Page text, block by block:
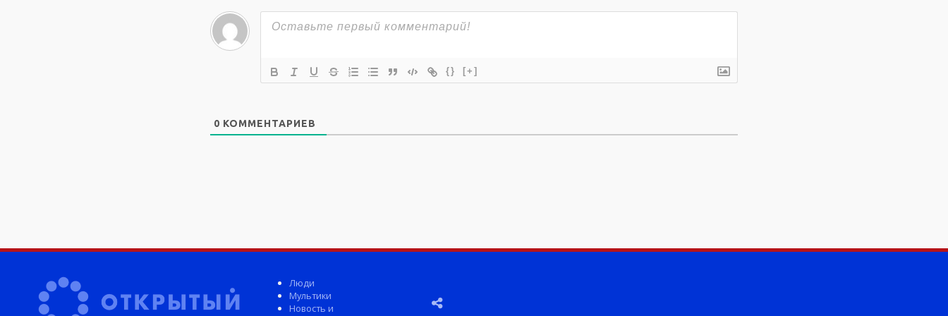
{} [+]
0 КОММЕНТАРИЕВ
Люди
Мультики
Новость и